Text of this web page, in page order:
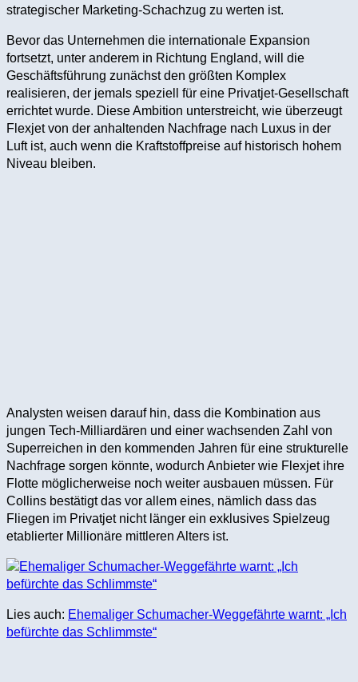
strategischer Marketing-Schachzug zu werten ist.
Bevor das Unternehmen die internationale Expansion
fortsetzt, unter anderem in Richtung England, will die
Geschäftsführung zunächst den größten Komplex
realisieren, der jemals speziell für eine Privatjet-Gesellschaft
errichtet wurde. Diese Ambition unterstreicht, wie überzeugt
Flexjet von der anhaltenden Nachfrage nach Luxus in der
Luft ist, auch wenn die Kraftstoffpreise auf historisch hohem
Niveau bleiben.
Analysten weisen darauf hin, dass die Kombination aus
jungen Tech-Milliardären und einer wachsenden Zahl von
Superreichen in den kommenden Jahren für eine strukturelle
Nachfrage sorgen könnte, wodurch Anbieter wie Flexjet ihre
Flotte möglicherweise noch weiter ausbauen müssen. Für
Collins bestätigt das vor allem eines, nämlich dass das
Fliegen im Privatjet nicht länger ein exklusives Spielzeug
etablierter Millionäre mittleren Alters ist.
Lies auch: Ehemaliger Schumacher-Weggefährte warnt: „Ich
befürchte das Schlimmste“